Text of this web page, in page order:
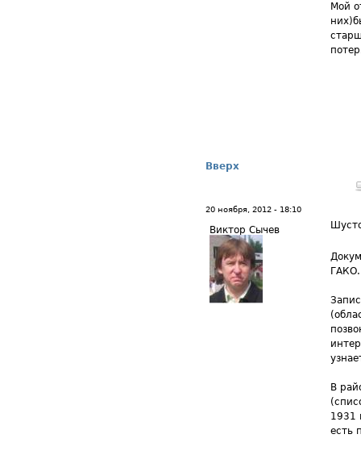
Мой
Вверх
20 ноября, 2012 - 18:10
Виктор Сычев
ГАКО.
В
1931
есть